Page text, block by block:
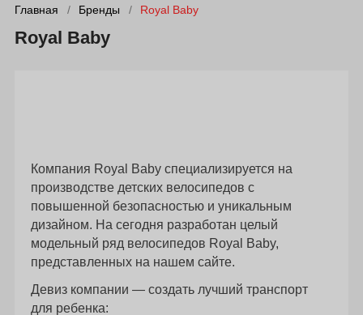
Главная Бренды Royal Baby
Royal Baby
Компания Royal Baby специализируется на
производстве детских велосипедов с
повышенной безопасностью и уникальным
дизайном. На сегодня разработан целый
модельный ряд велосипедов Royal Baby,
представленных на нашем сайте.
Девиз компании — создать лучший транспорт
для ребенка: